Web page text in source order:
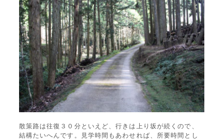
散策路は往復３０分といえど、行きは上り坂が続くので、
結構たいへんです。見学時間もあわせれば、所要時間とし